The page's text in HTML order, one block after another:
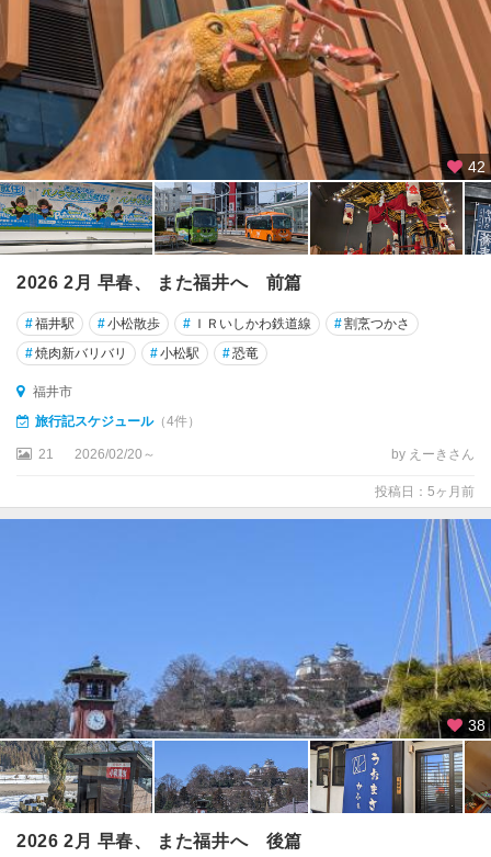
42
2026 2月 早春、 また福井へ 前篇
#福井駅 #小松散歩 # ＩＲいしかわ鉄道線 #割烹つかさ
#焼肉新バリバリ #小松駅 #恐竜
福井市
旅行記スケジュール（4件）
21 2026/02/20～ by えーきさん
投稿日：5ヶ月前
38
2026 2月 早春、 また福井へ 後篇